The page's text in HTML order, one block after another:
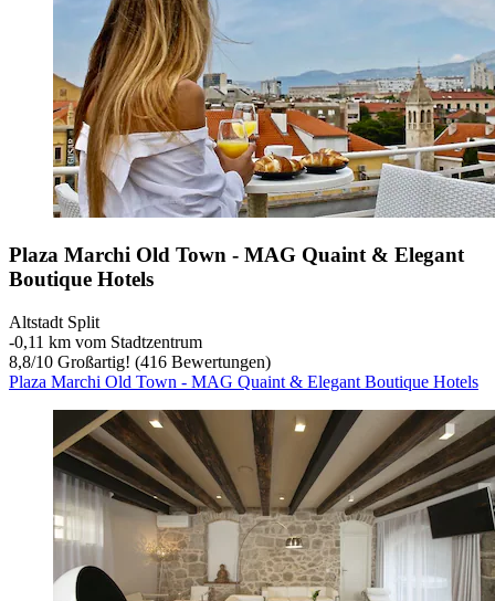
Plaza Marchi Old Town - MAG Quaint & Elegant
Boutique Hotels
Altstadt Split
‐0,11 km vom Stadtzentrum
8,8/10 Großartig! (416 Bewertungen)
Plaza Marchi Old Town - MAG Quaint & Elegant Boutique Hotels